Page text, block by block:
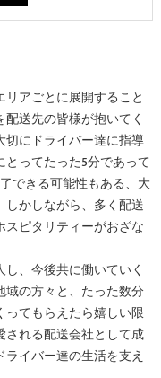
リアごとに展開すること
送先の皆様が抱いてく
切にドライバー達に指導
ってたった5分であって
できる可能性もある、大
かしながら、多く配送
ピタリティーがおざな
、今後共に働いていく
域の方々と、たった数分
ってもらえたら嬉しい限
される配送会社として成
イバー達の生活を支え